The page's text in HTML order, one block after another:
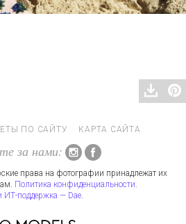
ПО САЙТУ КАРТА САЙТА
за нами:
права на фотографии принадлежат их
Политика конфиденциальности.
ИТ-поддержка — Dae.